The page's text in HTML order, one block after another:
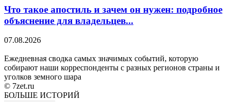
Что такое апостиль и зачем он нужен: подробное
объяснение для владельцев...
07.08.2026
Ежедневная сводка самых значимых событий, которую
собирают наши корреспонденты с разных регионов страны и
уголков земного шара
© 7zet.ru
БОЛЬШЕ ИСТОРИЙ